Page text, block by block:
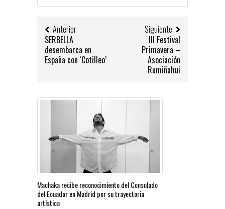
Anterior
SERBELLA
desembarca en
España con ‘Cotilleo’
Siguiente
III Festival
Primavera –
Asociación
Rumiñahui
Machaka recibe reconocimiento del Consulado
del Ecuador en Madrid por su trayectoria
artística